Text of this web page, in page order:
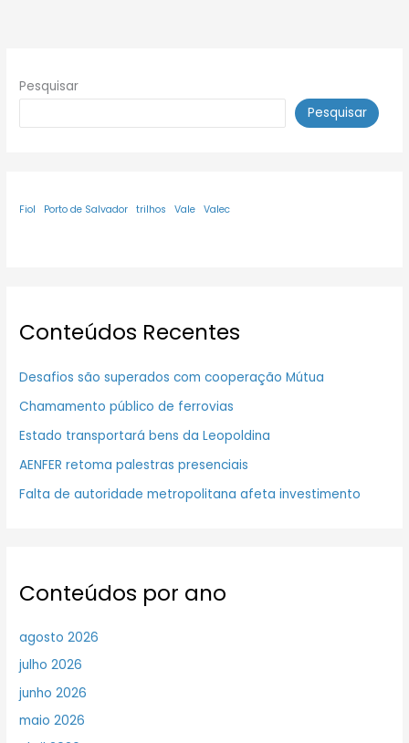
Pesquisar
Pesquisar
Fiol Porto de Salvador trilhos Vale Valec
Conteúdos Recentes
Desafios são superados com cooperação Mútua
Chamamento público de ferrovias
Estado transportará bens da Leopoldina
AENFER retoma palestras presenciais
Falta de autoridade metropolitana afeta investimento
Conteúdos por ano
agosto 2026
julho 2026
junho 2026
maio 2026